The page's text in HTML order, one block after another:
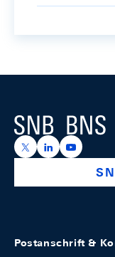
Logo
https://x.com/
https://
Postanschrift &